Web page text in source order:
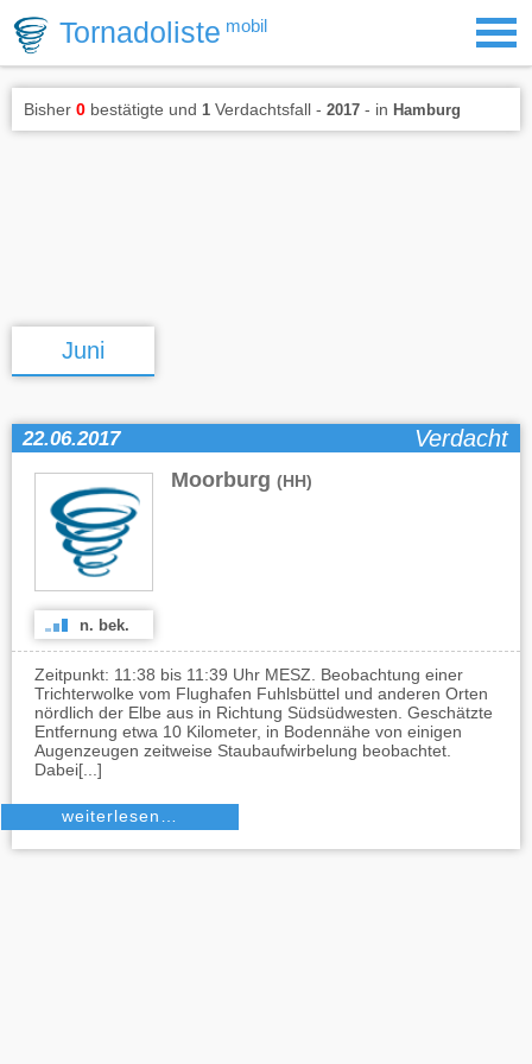
Tornadoliste mobil
Bisher 0 bestätigte und 1 Verdachtsfall - 2017 - in Hamburg
Juni
22.06.2017 Verdacht
Moorburg (HH)
n. bek.
Zeitpunkt: 11:38 bis 11:39 Uhr MESZ. Beobachtung einer
Trichterwolke vom Flughafen Fuhlsbüttel und anderen Orten
nördlich der Elbe aus in Richtung Südsüdwesten. Geschätzte
Entfernung etwa 10 Kilometer, in Bodennähe von einigen
Augenzeugen zeitweise Staubaufwirbelung beobachtet.
Dabei[...]
weiterlesen…